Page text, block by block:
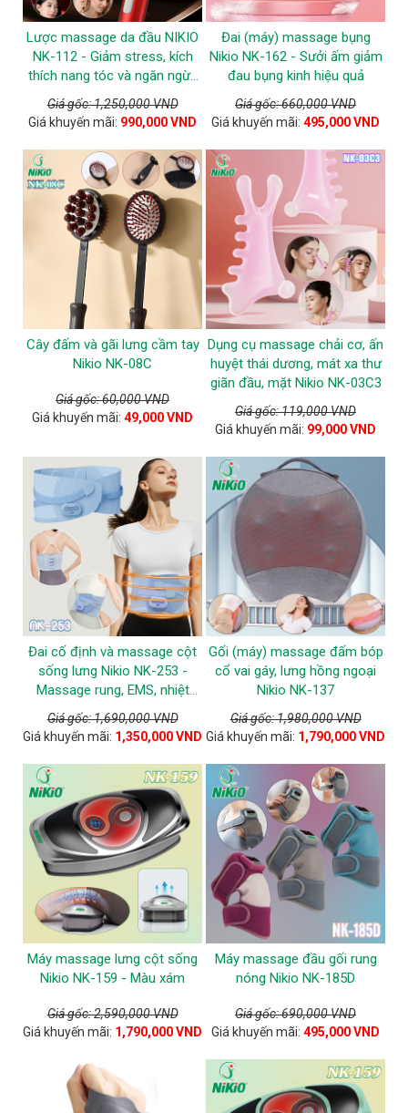
Lược massage da đầu NIKIO
NK-112 - Giảm stress, kích
thích nang tóc và ngăn ngừa
tóc gãy rụng
Giá gốc: 1,250,000 VND
Giá khuyến mãi: 990,000 VND
Đai (máy) massage bụng
Nikio NK-162 - Sưởi ấm giảm
đau bụng kinh hiệu quả
Giá gốc: 660,000 VND
Giá khuyến mãi: 495,000 VND
Cây đấm và gãi lưng cầm tay
Nikio NK-08C
Giá gốc: 60,000 VND
Giá khuyến mãi: 49,000 VND
Dụng cụ massage chải cơ, ấn
huyệt thái dương, mát xa thư
giãn đầu, mặt Nikio NK-03C3
Giá gốc: 119,000 VND
Giá khuyến mãi: 99,000 VND
Đai cố định và massage cột
sống lưng Nikio NK-253 -
Massage rung, EMS, nhiệt
nóng
Giá gốc: 1,690,000 VND
Giá khuyến mãi: 1,350,000 VND
Gối (máy) massage đấm bóp
cổ vai gáy, lưng hồng ngoại
Nikio NK-137
Giá gốc: 1,980,000 VND
Giá khuyến mãi: 1,790,000 VND
Máy massage lưng cột sống
Nikio NK-159 - Màu xám
Giá gốc: 2,590,000 VND
Giá khuyến mãi: 1,790,000 VND
Máy massage đầu gối rung
nóng Nikio NK-185D
Giá gốc: 690,000 VND
Giá khuyến mãi: 495,000 VND